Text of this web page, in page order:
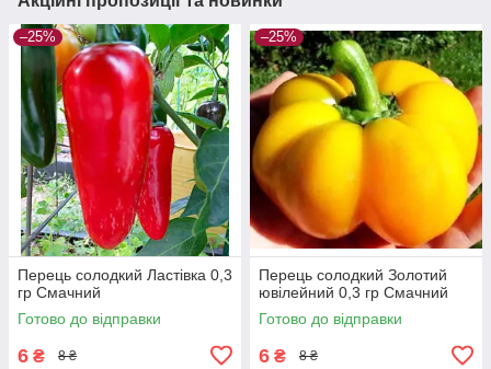
–25%
Перець солодкий Ластівка 0,3
гр Смачний
Готово до відправки
6 ₴ 8 ₴
–25%
Перець солодкий Золотий
ювілейний 0,3 гр Смачний
Готово до відправки
6 ₴ 8 ₴